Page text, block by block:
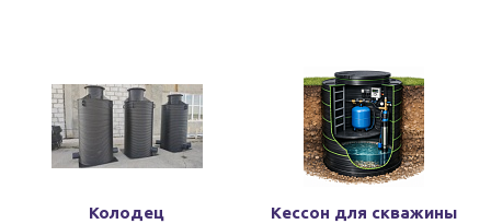
Колодец
Кессон для скважины